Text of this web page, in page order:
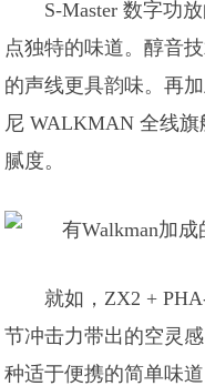
S-Master 数字功
点独特的味道。醇音
的声线更具韵味。再
尼 WALKMAN 全线
腻度。
就如，ZX2 +
节冲击力带出的空灵
种适于便携的简单味